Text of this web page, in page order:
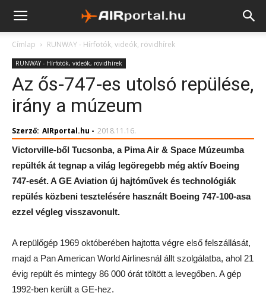
Címlap RUNWAY - Hírfotók, videók, rövidhírek
RUNWAY - Hírfotók, videók, rövidhírek
Az ős-747-es utolsó repülése,
irány a múzeum
Szerző: AIRportal.hu - 2018.11.16.
Victorville-ből Tucsonba, a Pima Air & Space Múzeumba
repülték át tegnap a világ legöregebb még aktív Boeing
747-esét. A GE Aviation új hajtóművek és technológiák
repülés közbeni tesztelésére használt Boeing 747-100-asa
ezzel végleg visszavonult.
A repülőgép 1969 októberében hajtotta végre első felszállását,
majd a Pan American World Airlinesnál állt szolgálatba, ahol 21
évig repült és mintegy 86 000 órát töltött a levegőben. A gép
1992-ben került a GE-hez.